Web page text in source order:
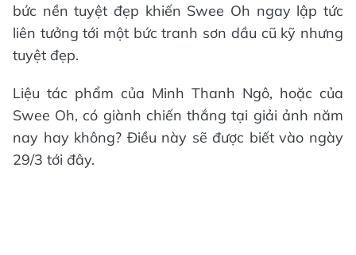
bức nền tuyệt đẹp khiến Swee Oh ngay lập tức
liên tưởng tới một bức tranh sơn dầu cũ kỹ nhưng
tuyệt đẹp.
Liệu tác phẩm của Minh Thanh Ngô, hoặc của
Swee Oh, có giành chiến thắng tại giải ảnh năm
nay hay không? Điều này sẽ được biết vào ngày
29/3 tới đây.